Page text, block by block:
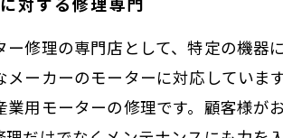
ー修理の専門店として、特定の機器
メーカーのモーターに対応していま
業用モーターの修理です。顧客様が